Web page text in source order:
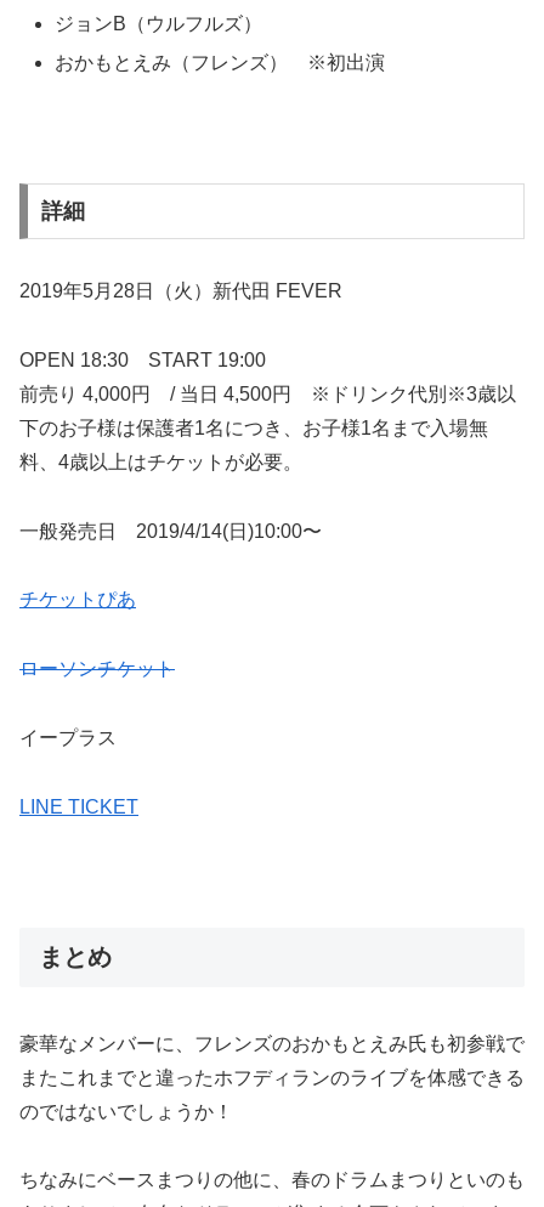
ジョンB（ウルフルズ）
おかもとえみ（フレンズ） ※初出演
詳細
2019年5月28日（火）新代田 FEVER
OPEN 18:30 START 19:00
前売り 4,000円 / 当日 4,500円 ※ドリンク代別※3歳以
下のお子様は保護者1名につき、お子様1名まで入場無
料、4歳以上はチケットが必要。
一般発売日 2019/4/14(日)10:00〜
チケットぴあ
ローソンチケット
イープラス
LINE TICKET
まとめ
豪華なメンバーに、フレンズのおかもとえみ氏も初参戦で
またこれまでと違ったホフディランのライブを体感できる
のではないでしょうか！
ちなみにベースまつりの他に、春のドラムまつりといのも